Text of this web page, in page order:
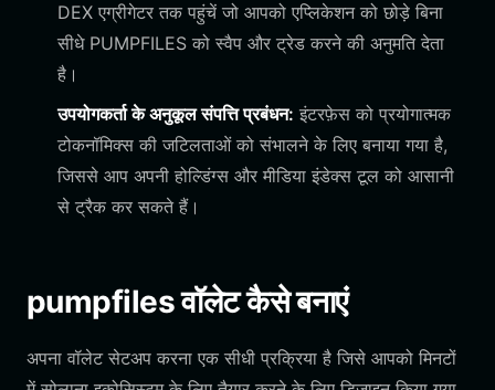
DEX एग्रीगेटर तक पहुंचें जो आपको एप्लिकेशन को छोड़े बिना
सीधे PUMPFILES को स्वैप और ट्रेड करने की अनुमति देता
है।
उपयोगकर्ता के अनुकूल संपत्ति प्रबंधन: इंटरफ़ेस को प्रयोगात्मक
टोकनॉमिक्स की जटिलताओं को संभालने के लिए बनाया गया है,
जिससे आप अपनी होल्डिंग्स और मीडिया इंडेक्स टूल को आसानी
से ट्रैक कर सकते हैं।
pumpfiles वॉलेट कैसे बनाएं
अपना वॉलेट सेटअप करना एक सीधी प्रक्रिया है जिसे आपको मिनटों